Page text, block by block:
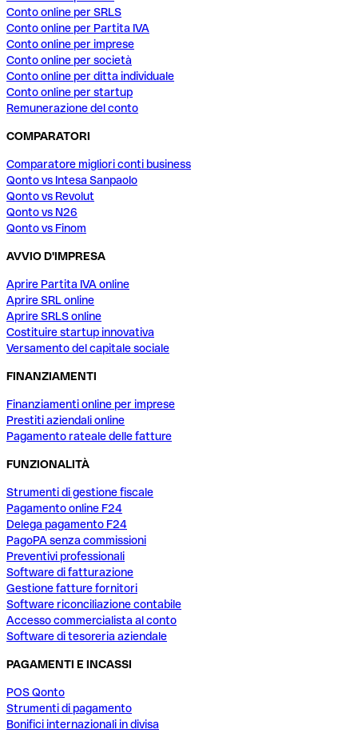
Conto online per SRLS
Conto online per Partita IVA
Conto online per imprese
Conto online per società
Conto online per ditta individuale
Conto online per startup
Remunerazione del conto
COMPARATORI
Comparatore migliori conti business
Qonto vs Intesa Sanpaolo
Qonto vs Revolut
Qonto vs N26
Qonto vs Finom
AVVIO D'IMPRESA
Aprire Partita IVA online
Aprire SRL online
Aprire SRLS online
Costituire startup innovativa
Versamento del capitale sociale
FINANZIAMENTI
Finanziamenti online per imprese
Prestiti aziendali online
Pagamento rateale delle fatture
FUNZIONALITÀ
Strumenti di gestione fiscale
Pagamento online F24
Delega pagamento F24
PagoPA senza commissioni
Preventivi professionali
Software di fatturazione
Gestione fatture fornitori
Software riconciliazione contabile
Accesso commercialista al conto
Software di tesoreria aziendale
PAGAMENTI E INCASSI
POS Qonto
Strumenti di pagamento
Bonifici internazionali in divisa